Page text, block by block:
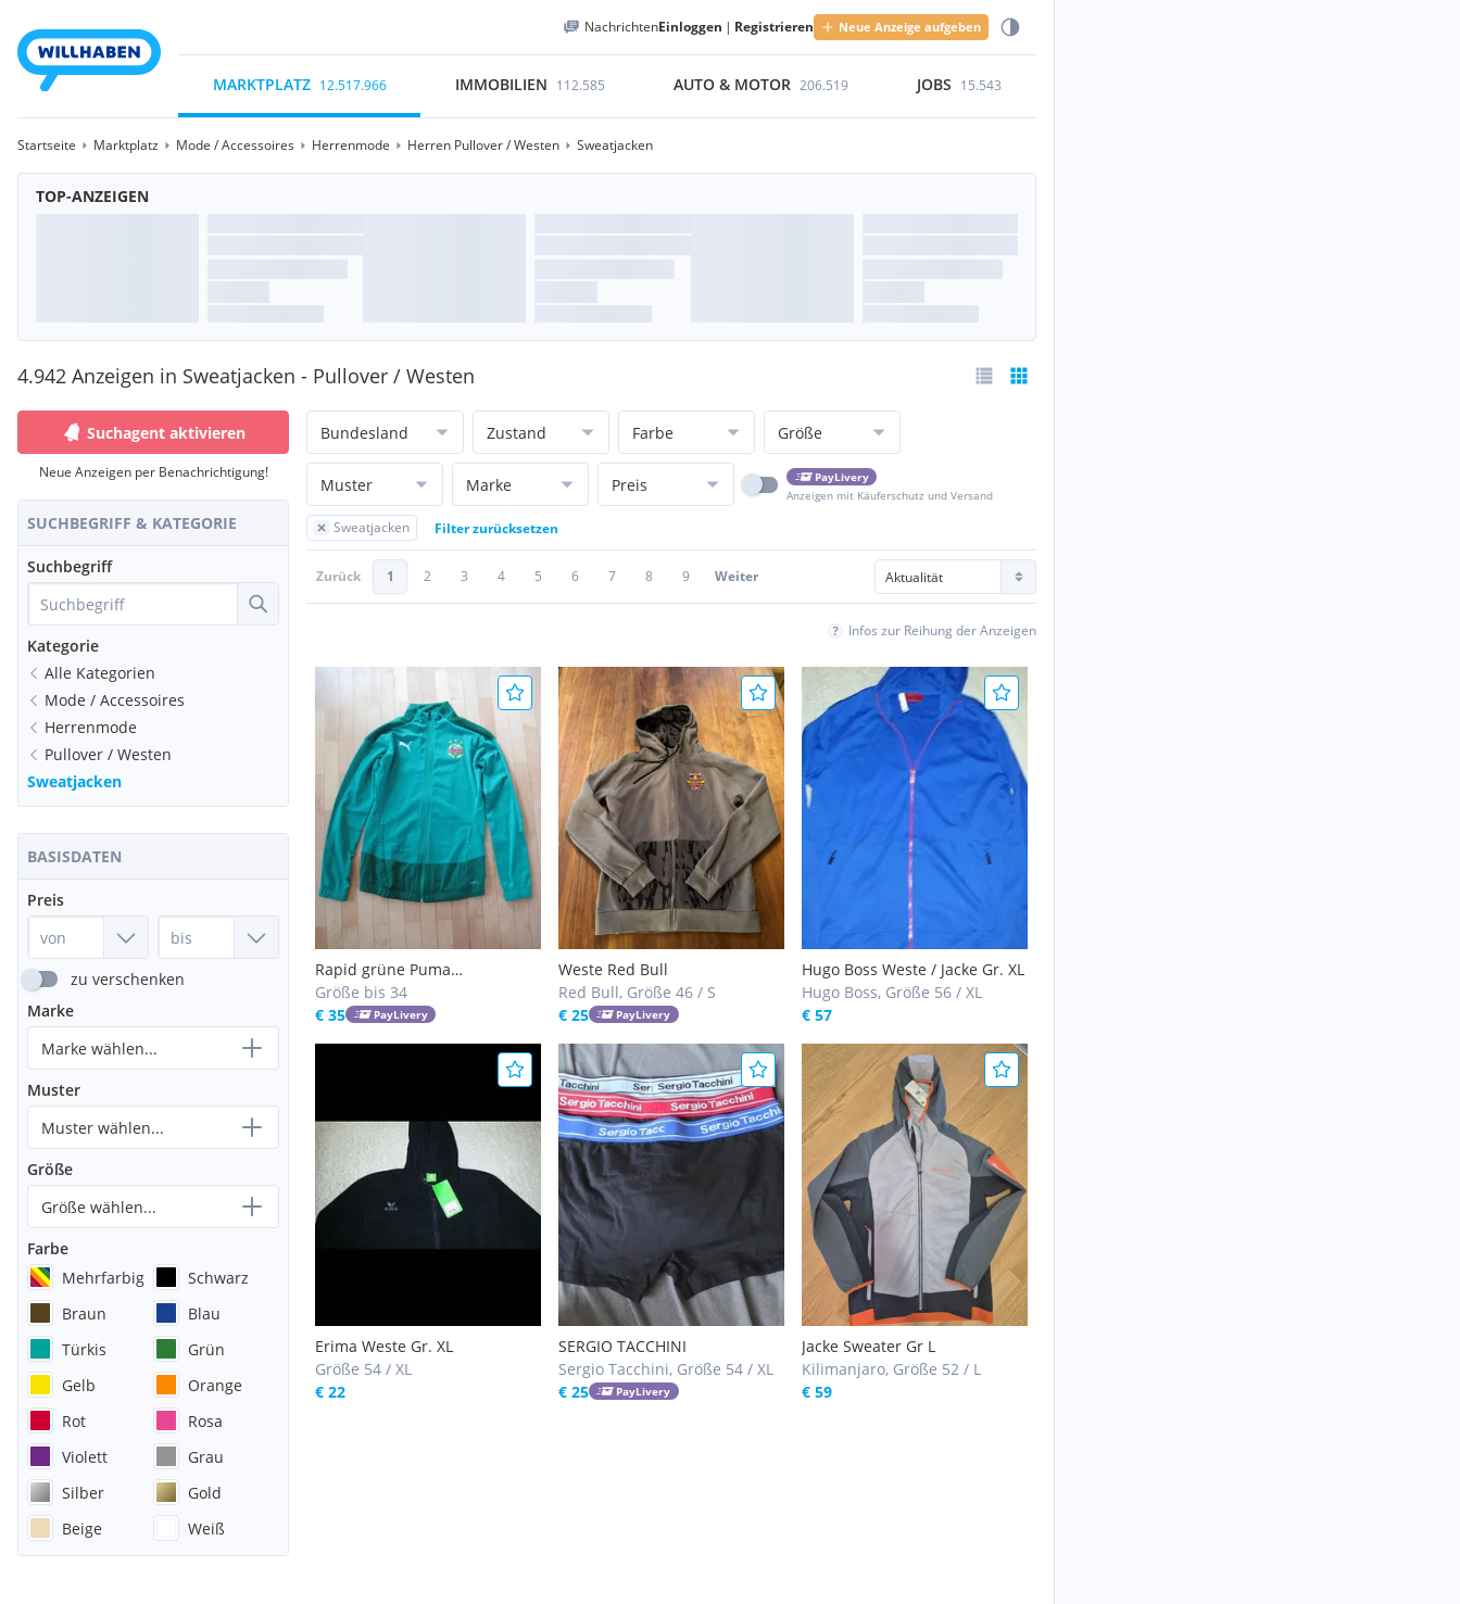
NachrichtenEinloggen | Registrieren Neue Anzeige aufgeben
MARKTPLATZ 12.517.966 IMMOBILIEN 112.585 AUTO & MOTOR 206.519 JOBS 15.543
Startseite Marktplatz Mode / Accessoires Herrenmode Herren Pullover / Westen Sweatjacken
TOP-ANZEIGEN
4.942 Anzeigen in Sweatjacken - Pullover / Westen
Suchagent aktivieren
Neue Anzeigen per Benachrichtigung!
SUCHBEGRIFF & KATEGORIE
Suchbegriff
Kategorie
Alle Kategorien
Mode / Accessoires
Herrenmode
Pullover / Westen
Sweatjacken
BASISDATEN
Preis
zu verschenken
Marke
Marke wählen...
Muster
Muster wählen...
Größe
Größe wählen...
Farbe
Mehrfarbig
Schwarz
Braun
Blau
Türkis
Grün
Gelb
Orange
Rot
Rosa
Violett
Grau
Silber
Gold
Beige
Weiß
Bundesland Zustand Farbe Größe
Muster Marke Preis
PayLivery
Anzeigen mit Käuferschutz und Versand
Sweatjacken Filter zurücksetzen
Zurück 1 2 3 4 5 6 7 8 9 Weiter
Infos zur Reihung der Anzeigen
Rapid grüne Puma
Trainingsweste mit Rapidlogo
in Größe XS
Größe bis 34
€ 35
PayLivery
Weste Red Bull
Red Bull, Größe 46 / S
€ 25
PayLivery
Hugo Boss Weste / Jacke Gr. XL
Hugo Boss, Größe 56 / XL
€ 57
Erima Weste Gr. XL
Größe 54 / XL
€ 22
SERGIO TACCHINI
Sergio Tacchini, Größe 54 / XL
€ 25
PayLivery
Jacke Sweater Gr L
Kilimanjaro, Größe 52 / L
€ 59